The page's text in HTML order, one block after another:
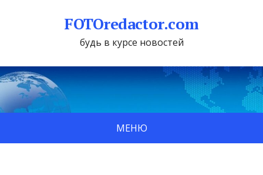
FOTOredactor.com
будь в курсе новостей
МЕНЮ